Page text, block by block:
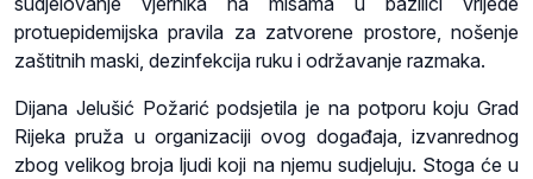
protuepidemijska pravila za zatvorene prostore, nošenje
zaštitnih maski, dezinfekcija ruku i održavanje razmaka.
Dijana Jelušić Požarić podsjetila je na potporu koju Grad
Rijeka pruža u organizaciji ovog događaja, izvanrednog
zbog velikog broja ljudi koji na njemu sudjeluju. Stoga će u